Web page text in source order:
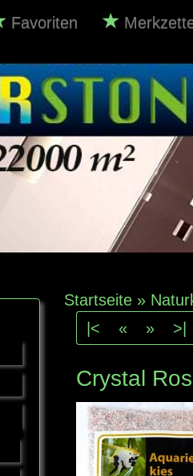
Favoriten
Startseite »
|<
« » >|
Crystal